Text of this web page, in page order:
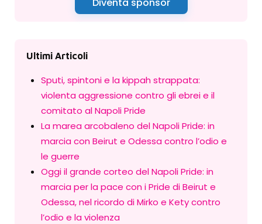
Ultimi Articoli
Sputi, spintoni e la kippah strappata:
violenta aggressione contro gli ebrei e il
comitato al Napoli Pride
La marea arcobaleno del Napoli Pride: in
marcia con Beirut e Odessa contro l’odio e
le guerre
Oggi il grande corteo del Napoli Pride: in
marcia per la pace con i Pride di Beirut e
Odessa, nel ricordo di Mirko e Kety contro
l’odio e la violenza